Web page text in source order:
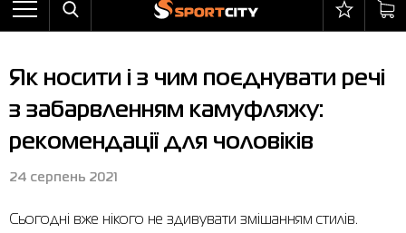
Назад
Штани
Вітрівки
Костюми
Назад
Кросівки
Пляжне взуття
Чоботи
Назад
Бейсболки та панами
Бокс
Гірськолижний інвентар
Шкарпетки
Назад
Arena
Asics
Jack Wolfskin
Назад
Бра
Штани
Куртки
Назад
Повернення та обмін
Гарантія на товари
Програма лояльності
Як носити і з чим поєднувати речі
з забарвленням камуфляжу:
рекомендації для чоловіків
24 серпень 2021
Сьогодні вже нікого не здивувати змішанням стилів.